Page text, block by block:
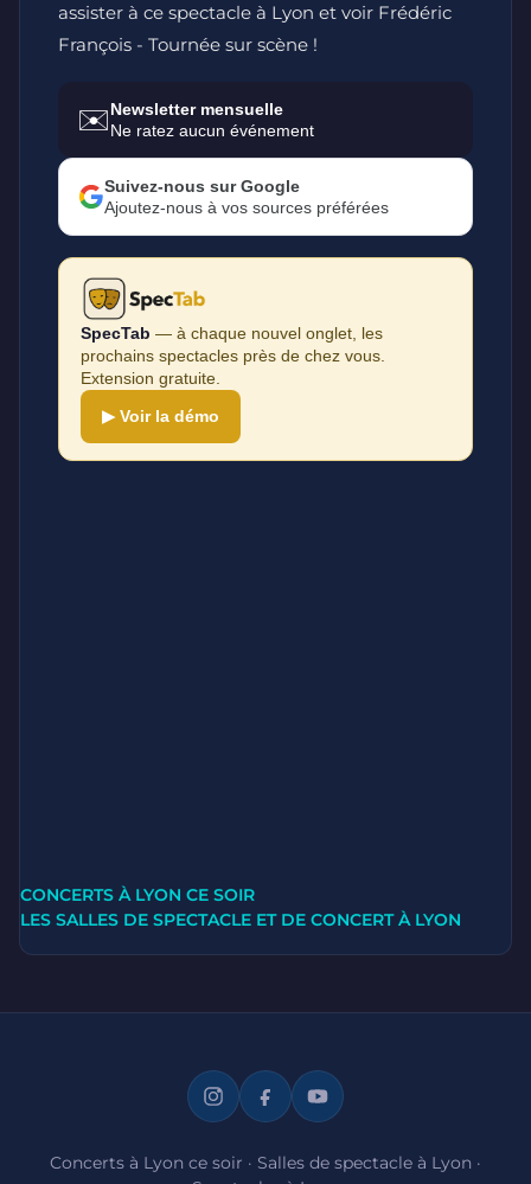
assister à ce spectacle à Lyon et voir Frédéric
François - Tournée sur scène !
✉️Newsletter mensuelle
Ne ratez aucun événement
Suivez-nous sur Google
Ajoutez-nous à vos sources préférées
SpecTab — à chaque nouvel onglet, les
prochains spectacles près de chez vous.
Extension gratuite.
▶ Voir la démo
CONCERTS À LYON CE SOIR
LES SALLES DE SPECTACLE ET DE CONCERT À LYON
Concerts à Lyon ce soir · Salles de spectacle à Lyon ·